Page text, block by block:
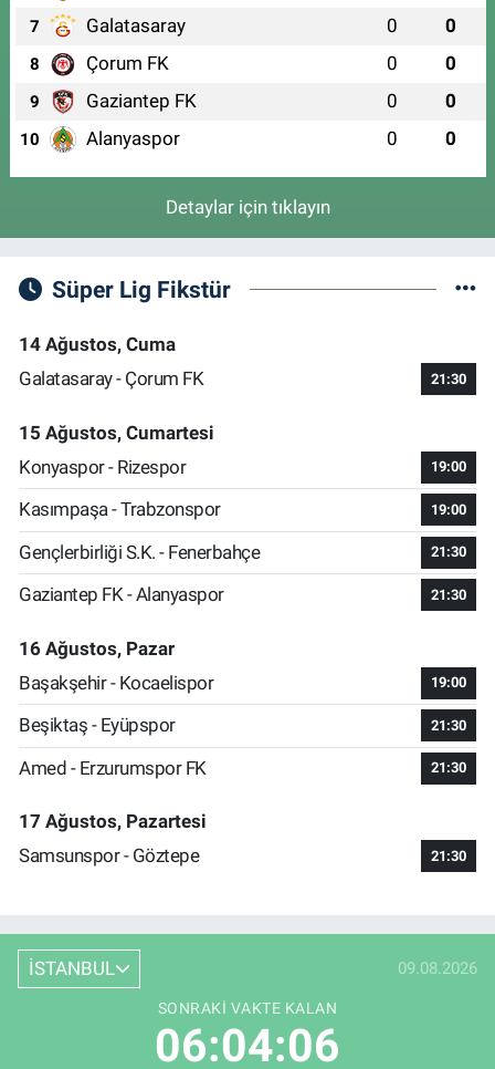
7 Galatasaray 0 0
8 Çorum FK 0 0
9 Gaziantep FK 0 0
10 Alanyaspor 0 0
Detaylar için tıklayın
Süper Lig Fikstür
14 Ağustos, Cuma
Galatasaray - Çorum FK
21:30
15 Ağustos, Cumartesi
Konyaspor - Rizespor
19:00
Kasımpaşa - Trabzonspor 19:00
Gençlerbirliği S.K. - Fenerbahçe 21:30
Gaziantep FK - Alanyaspor 21:30
16 Ağustos, Pazar
Başakşehir - Kocaelispor
19:00
Beşiktaş - Eyüpspor 21:30
Amed - Erzurumspor FK 21:30
17 Ağustos, Pazartesi
Samsunspor - Göztepe
21:30
İSTANBUL 09.08.2026
SONRAKI VAKTE KALAN
06:04:05